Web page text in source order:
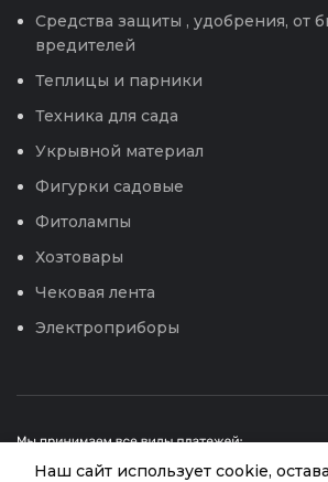
Средства защиты , удобрения, от
вредителей
Теплицы и парники
Техника для сада
Укрывной материал
Фигурки садовые
Фитолампы
Хозтовары
Чековая лента
Электроприборы
Наш сайт использует cookie,